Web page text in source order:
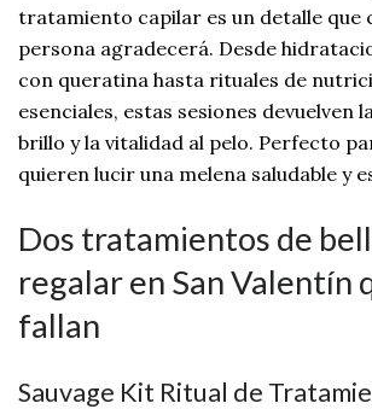
tratamiento capilar es un detalle que
persona agradecerá. Desde
con queratina hasta rituales de
esenciales, estas sesiones devuelven
brillo y la vitalidad al pelo. Perfecto
quieren lucir una melena saludable y
Dos tratamientos de
regalar en San Valentín
fallan
Sauvage Kit Ritual de